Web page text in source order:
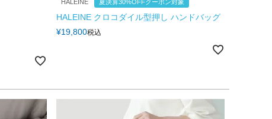
HALEINE 夏決算30%OFFクーポン対象
HALEINE クロコダイル型押し ハンドバッグ
¥19,800税込